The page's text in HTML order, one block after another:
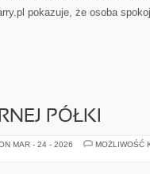
pokazuje, że osoba
PÓŁKI
MAR - 24 - 2026
MOŻLIWOŚĆ